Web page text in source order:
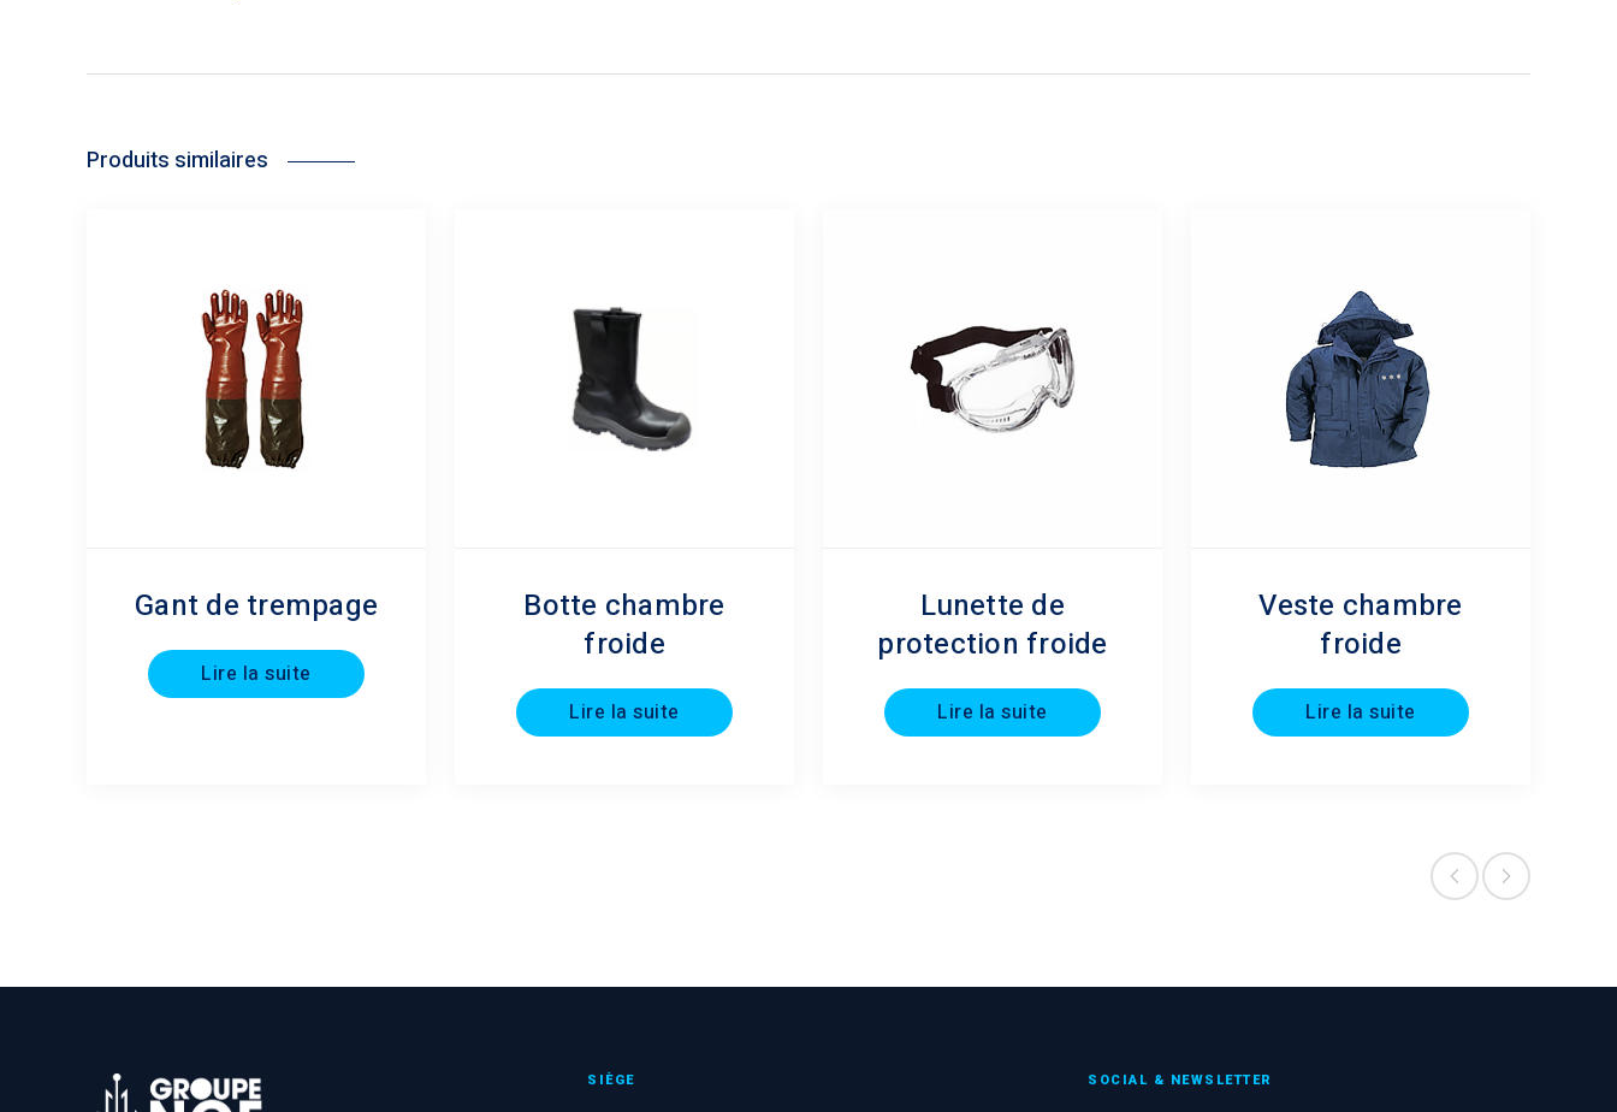
Produits similaires
Gant de trempage
Lire la suite
Botte chambre
froide
Lire la suite
Lunette de
protection froide
Lire la suite
Veste chambre
froide
Lire la suite
SIÈGE SOCIAL & NEWSLETTER